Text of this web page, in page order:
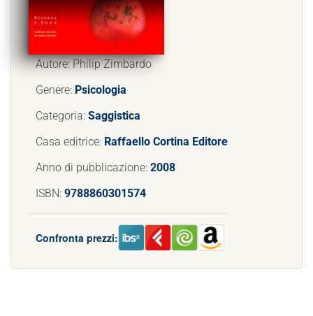
Autore: Philip Zimbardo
Genere: Psicologia
Categoria: Saggistica
Casa editrice: Raffaello Cortina Editore
Anno di pubblicazione: 2008
ISBN: 9788860301574
Confronta prezzi: